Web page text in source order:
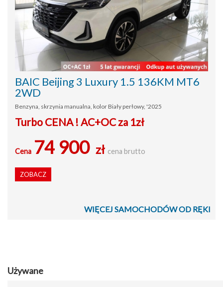
BAIC Beijing 3 Luxury 1.5 136KM MT6
2WD
Benzyna, skrzynia manualna, kolor Biały perłowy, '2025
Turbo CENA ! AC+OC za 1zł
Cena 74 900 zł cena brutto
ZOBACZ
WIĘCEJ SAMOCHODÓW OD RĘKI
Używane